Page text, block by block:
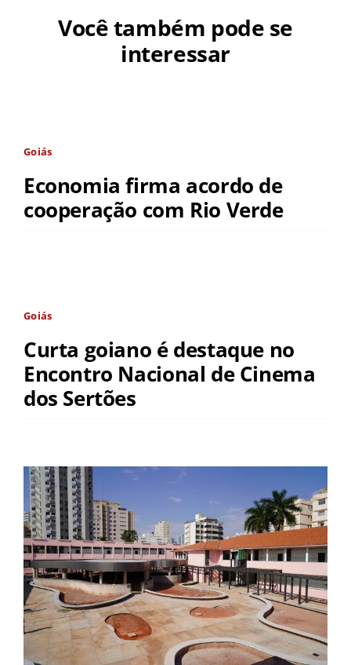
Você também pode se
interessar
Goiás
Economia firma acordo de
cooperação com Rio Verde
Goiás
Curta goiano é destaque no
Encontro Nacional de Cinema
dos Sertões